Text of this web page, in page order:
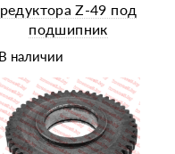
редуктора Z-49 под
подшипник
В наличии